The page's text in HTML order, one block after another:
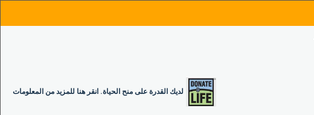
لديك القدرة على منح الحياة. انقر هنا للمزيد من المعلومات